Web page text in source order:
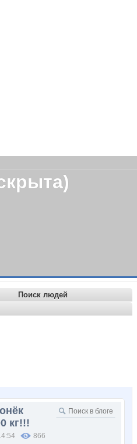
Поиск людей
кг!!!
866